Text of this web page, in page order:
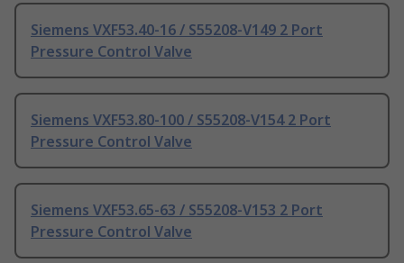
Siemens VXF53.40-16 / S55208-V149 2 Port
Pressure Control Valve
Siemens VXF53.80-100 / S55208-V154 2 Port
Pressure Control Valve
Siemens VXF53.65-63 / S55208-V153 2 Port
Pressure Control Valve